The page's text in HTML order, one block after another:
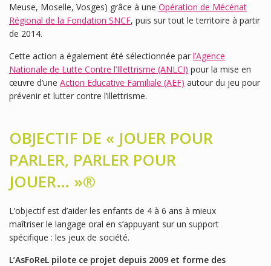
Meuse, Moselle, Vosges) grâce à une Opération de Mécénat
Régional de la Fondation SNCF, puis sur tout le territoire à partir
de 2014.
Cette action a également été sélectionnée par l’Agence
Nationale de Lutte Contre l’Illettrisme (ANLCI) pour la mise en
œuvre d’une Action Educative Familiale (AEF) autour du jeu pour
prévenir et lutter contre l’illettrisme.
OBJECTIF DE « JOUER POUR
PARLER, PARLER POUR
JOUER… »®
L’objectif est d’aider les enfants de 4 à 6 ans à mieux
maîtriser le langage oral en s’appuyant sur un support
spécifique : les jeux de société.
L’AsFoReL pilote ce projet depuis 2009 et forme des